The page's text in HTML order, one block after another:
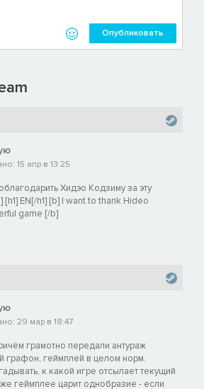
Опубликовать
15 апр в 13:25
Хидэо Кодзиму за эту
[h1] EN[/h1] [b] I want to thank Hideo
game [/b]
29 мар в 18:47
грамотно передали антураж
графон, геймплей в целом норм.
к какой игре отсылает текущий
геймплее царит однобразие - если